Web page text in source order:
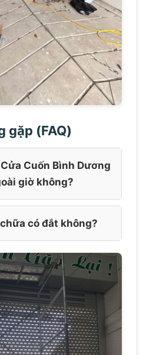
gặp (FAQ)
Cuốn Bình Dương
giờ không?
có đắt không?